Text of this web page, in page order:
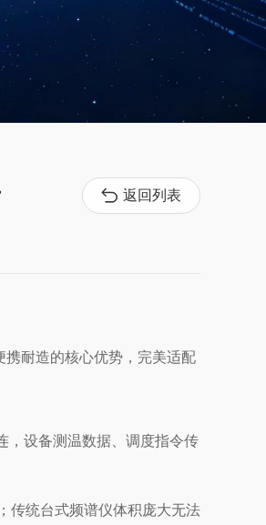
耐造的核心优势，完美适配
，设备测温数据、调度指令传
传统台式频谱仪体积庞大无法
返回列表